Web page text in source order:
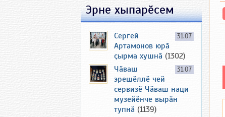
Эрне хыпарӗсем
31.07
Сергей
Артамонов юрӑ
ҫырма хушнӑ (1302)
31.07
Чӑваш
эрешӗллӗ чей
сервизӗ Чӑваш наци
музейӗнче вырӑн
тупнӑ (1139)